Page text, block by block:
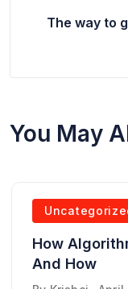
The way to
You May
How
And How